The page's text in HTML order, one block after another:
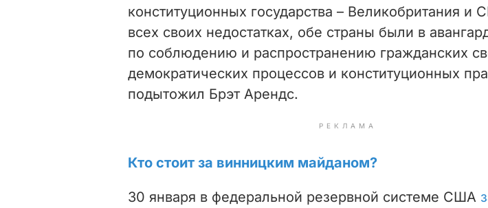
конституционных государства – Великобритания и
всех своих недостатках, обе страны были в
по соблюдению и распространению гражданских
демократических процессов и конституционных
подытожил Брэт Арендс.
РЕКЛАМА
Кто стоит за винницким майданом?
30 января в федеральной резервной системе США